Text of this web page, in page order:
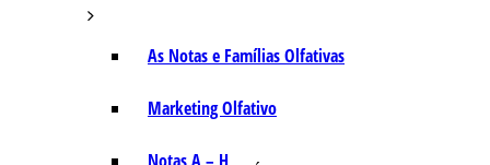
As Notas e Famílias Olfativas
Marketing Olfativo